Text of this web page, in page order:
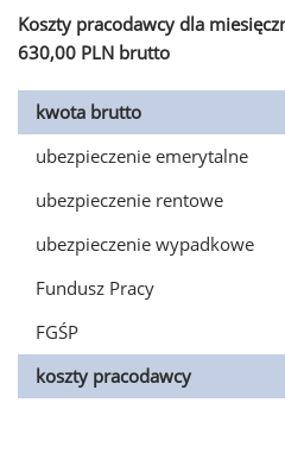
Koszty pracodawcy dla
630,00 PLN brutto
kwota brutto
ubezpieczenie emerytalne
ubezpieczenie rentowe
ubezpieczenie wypadkowe
Fundusz Pracy
FGŚP
koszty pracodawcy